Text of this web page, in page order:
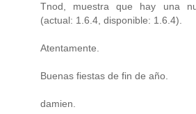
Tnod, muestra que hay una
(actual: 1.6.4, disponible: 1.6.4).
Atentamente.
Buenas fiestas de fin de año.
damien.